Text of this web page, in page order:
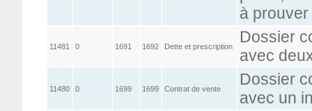
à
11481 0 1691 1692 Dette et prescription
Dossier
avec
11480 0 1699 1699 Contrat de vente
Dossier
avec un